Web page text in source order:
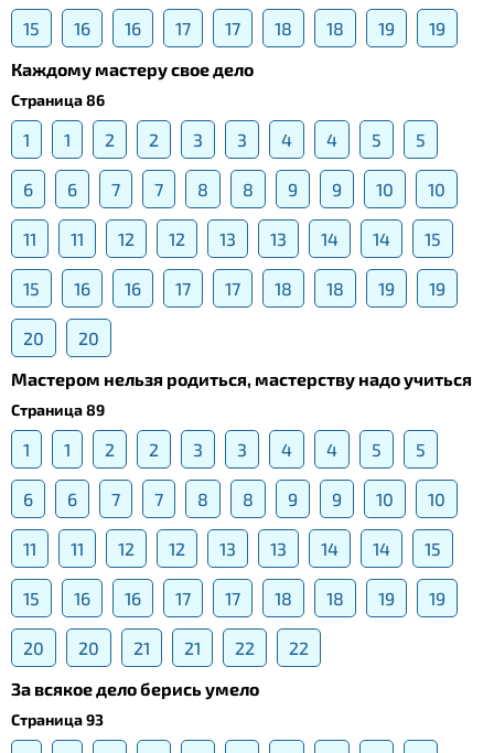
15 16 16 17 17 18 18 19
19
Каждому мастеру свое дело
Страница 86
1 1 2 2 3 3 4 4 5 5
6 6 7 7 8 8 9 9 10 10
11 11 12 12 13 13 14 14 15
15 16 16 17 17 18 18 19 19
20
20
Мастером нельзя родиться, мастерству надо учиться
Страница 89
1 1 2 2 3 3 4 4 5 5
6 6 7 7 8 8 9 9 10 10
11 11 12 12 13 13 14 14 15
15 16 16 17 17 18 18 19 19
20 20 21 21 22
22
За всякое дело берись умело
Страница 93